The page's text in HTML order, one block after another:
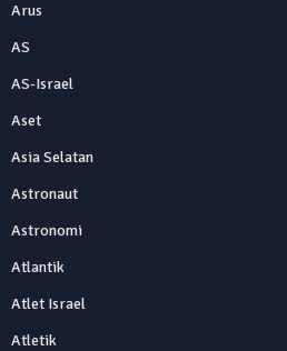
Arus
AS
AS-Israel
Aset
Asia Selatan
Astronaut
Astronomi
Atlantik
Atlet Israel
Atletik